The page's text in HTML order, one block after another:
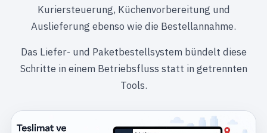
Kuriersteuerung, Küchenvorbereitung und
Auslieferung ebenso wie die Bestellannahme.
Das Liefer- und Paketbestellsystem bündelt diese
Schritte in einem Betriebsfluss statt in getrennten
Tools.